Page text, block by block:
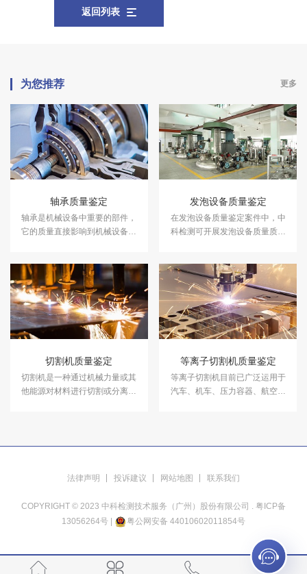
返回列表
为您推荐 更多
轴承质量鉴定
轴承是机械设备中重要的部件，
它的质量直接影响到机械设备的
质量鉴定服务。
发泡设备质量鉴定
在发泡设备质量鉴定案件中，中
科检测可开展发泡设备质量质量
切割机质量鉴定
切割机是一种通过机械力量或其
他能源对材料进行切割或分离的
案件中，中科检测可开展切割机
等离子切割机质量鉴定
等离子切割机目前已广泛运用于
汽车、机车、压力容器、航空航
子切割机质量鉴定服务。
法律声明 投诉建议 网站地图 联系我们
COPYRIGHT © 2023 中科检测技术服务（广州）股份有限公司 . 粤ICP备
13056264号 | 粤公网安备 44010602011854号